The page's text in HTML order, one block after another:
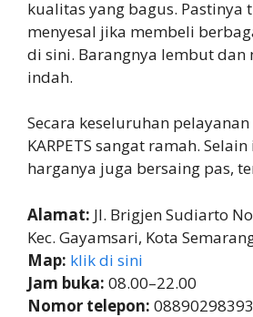
kualitas yang bagus. Pastinya
menyesal jika membeli
di sini. Barangnya lembut dan
indah.
Secara keseluruhan
KARPETS sangat ramah.
harganya juga bersaing pas,
Alamat: Jl. Brigjen Sudiarto
Kec. Gayamsari, Kota
Map: klik di sini
Jam buka: 08.00–22.00
Nomor telepon: